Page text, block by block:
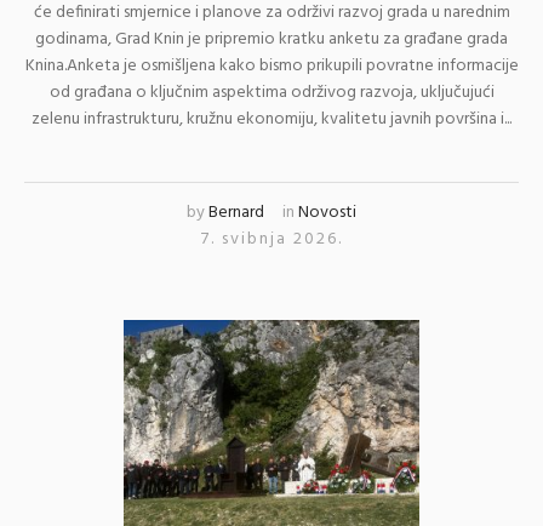
će definirati smjernice i planove za održivi razvoj grada u narednim
godinama, Grad Knin je pripremio kratku anketu za građane grada
Knina.Anketa je osmišljena kako bismo prikupili povratne informacije
od građana o ključnim aspektima održivog razvoja, uključujući
zelenu infrastrukturu, kružnu ekonomiju, kvalitetu javnih površina i...
byBernard inNovosti
7. svibnja 2026.